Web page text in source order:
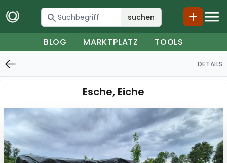
suchen
BLOG MARKTPLATZ TOOLS
DETAILS
Esche, Eiche